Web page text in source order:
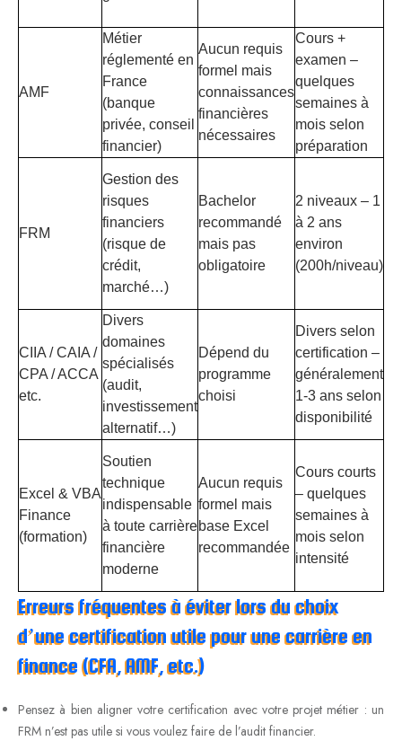
AMF
Métier
réglementé en
France
(banque
privée, conseil
financier)
Aucun requis
formel mais
connaissances
financières
nécessaires
Cours +
examen –
quelques
semaines à
mois selon
préparation
FRM
Gestion des
risques
financiers
(risque de
crédit,
marché…)
Bachelor
recommandé
mais pas
obligatoire
2 niveaux – 1
à 2 ans
environ
(200h/niveau)
CIIA / CAIA /
CPA / ACCA
etc.
Divers
domaines
spécialisés
(audit,
investissement
alternatif…)
Dépend du
programme
choisi
Divers selon
certification –
généralement
1-3 ans selon
disponibilité
Excel & VBA
Finance
(formation)
Soutien
technique
indispensable
à toute carrière
financière
moderne
Aucun requis
formel mais
base Excel
recommandée
Cours courts
– quelques
semaines à
mois selon
intensité
Erreurs fréquentes à éviter lors du choix
d’une certification utile pour une carrière en
finance (CFA, AMF, etc.)
Pensez à bien aligner votre certification avec votre projet métier : un
FRM n’est pas utile si vous voulez faire de l’audit financier.